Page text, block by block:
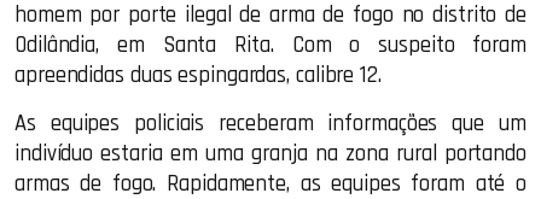
homem por porte ilegal de arma de fogo no distrito de
Odilândia, em Santa Rita. Com o suspeito foram
apreendidas duas espingardas, calibre 12.
As equipes policiais receberam informações que um
indivíduo estaria em uma granja na zona rural portando
armas de fogo. Rapidamente, as equipes foram até o